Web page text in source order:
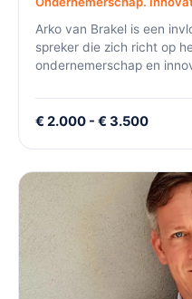
Arko van Brakel is een
spreker die zich richt op
ondernemerschap en
€ 2.000 - € 3.500